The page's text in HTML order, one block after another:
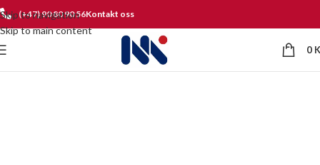
Skip to navigation
Skip to main content
(+47) 90 80 90 56Kontakt oss
0